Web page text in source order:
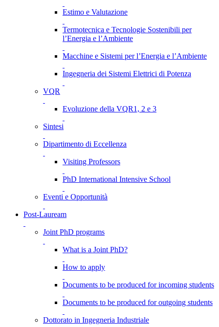
Estimo e Valutazione
Termotecnica e Tecnologie Sostenibili per
l’Energia e l’Ambiente
Macchine e Sistemi per l’Energia e l’Ambiente
Ingegneria dei Sistemi Elettrici di Potenza
VQR
Evoluzione della VQR1, 2 e 3
Sintesi
Dipartimento di Eccellenza
Visiting Professors
PhD International Intensive School
Eventi e Opportunità
Post-Lauream
Joint PhD programs
What is a Joint PhD?
How to apply
Documents to be produced for incoming students
Documents to be produced for outgoing students
Dottorato in Ingegneria Industriale